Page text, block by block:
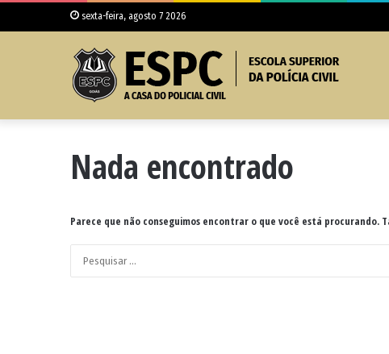
sexta-feira, agosto 7 2026
Nada encontrado
Parece que não conseguimos encontrar o que você está procurando.